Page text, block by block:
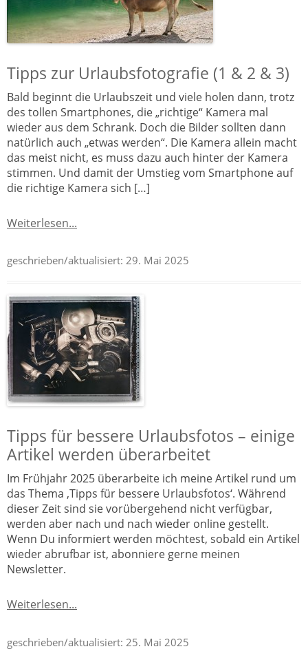
Tipps zur Urlaubsfotografie (1 & 2 & 3)
Bald beginnt die Urlaubszeit und viele holen dann, trotz
des tollen Smartphones, die „richtige“ Kamera mal
wieder aus dem Schrank. Doch die Bilder sollten dann
natürlich auch „etwas werden“. Die Kamera allein macht
das meist nicht, es muss dazu auch hinter der Kamera
stimmen. Und damit der Umstieg vom Smartphone auf
die richtige Kamera sich […]
Weiterlesen...
geschrieben/aktualisiert: 29. Mai 2025
Tipps für bessere Urlaubsfotos – einige
Artikel werden überarbeitet
Im Frühjahr 2025 überarbeite ich meine Artikel rund um
das Thema ‚Tipps für bessere Urlaubsfotos‘. Während
dieser Zeit sind sie vorübergehend nicht verfügbar,
werden aber nach und nach wieder online gestellt.
Wenn Du informiert werden möchtest, sobald ein Artikel
wieder abrufbar ist, abonniere gerne meinen
Newsletter.
Weiterlesen...
geschrieben/aktualisiert: 25. Mai 2025